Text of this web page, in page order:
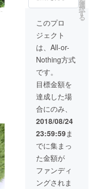
プロに
工 ※東
海地区
限定
（その
他の地
域の方
さい）
※30㎡前
後に限
らせて
頂きま
す（お
庭の広
さが超
える場
合は、
ご相談
くださ
い）
選
択
す
る
このプロ
ジェクト
は、All-or-
Nothing方式
です。
目標金額を
達成した場
合にのみ、
2018/08/24
23:59:59ま
でに集まっ
た金額が
ファンディ
ングされま